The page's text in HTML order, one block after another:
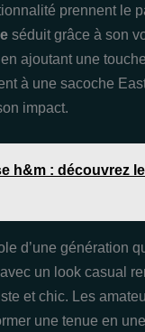
prennent le
séduit grâce à son
ajoutant une
à une sacoche
impact.
h&m : découvrez
d’une génération
un look casual
et chic. Les
une tenue en